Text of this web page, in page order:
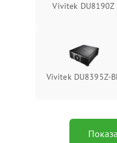
Vivitek DU8190Z
Vivitek DU8395Z-